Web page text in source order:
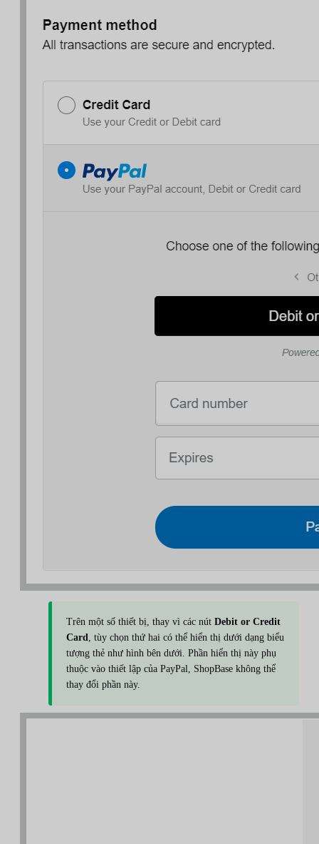
Trên một số thiết bị, thay vì các nút Debit or Credit
Card, tùy chọn thứ hai có thể hiển thị dưới dạng biểu
tượng thẻ như hình bên dưới. Phần hiển thị này phụ
thuộc vào thiết lập của PayPal, ShopBase không thể
thay đổi phần này.